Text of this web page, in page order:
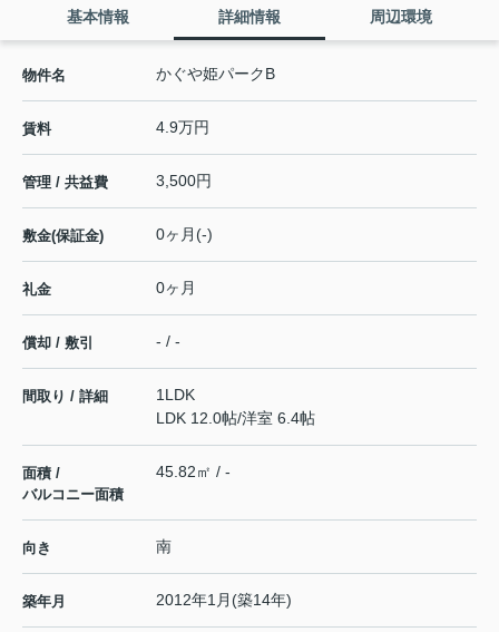
基本情報 詳細情報 周辺環境
物件名 かぐや姫パークB
賃料 4.9万円
管理 / 共益費 3,500円
敷金(保証金) 0ヶ月(-)
礼金 0ヶ月
償却 / 敷引 - / -
間取り / 詳細
1LDK
LDK 12.0帖/洋室 6.4帖
面積 /
バルコニー面積
45.82㎡ / -
向き 南
築年月 2012年1月(築14年)